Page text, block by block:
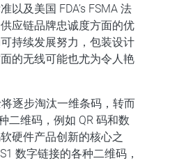
以及美国 FDA’s FSMA 法
应链品牌忠诚度方面的优
持续发展努力，包装设计
的无线可能也尤为令人艳
逐步淘汰一维条码，转而
二维码，例如 QR 码和数
硬件产品创新的核心之
数字链接的各种二维码，